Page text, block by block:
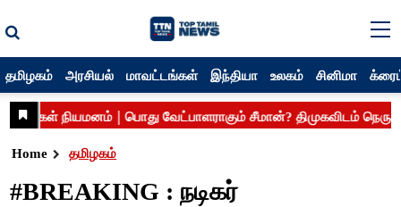
தமிழகம் அரசியல் மாவட்டங்கள் இந்தியா உலகம் சினிமா
Home தமிழகம்
#BREAKING : நடிகர்